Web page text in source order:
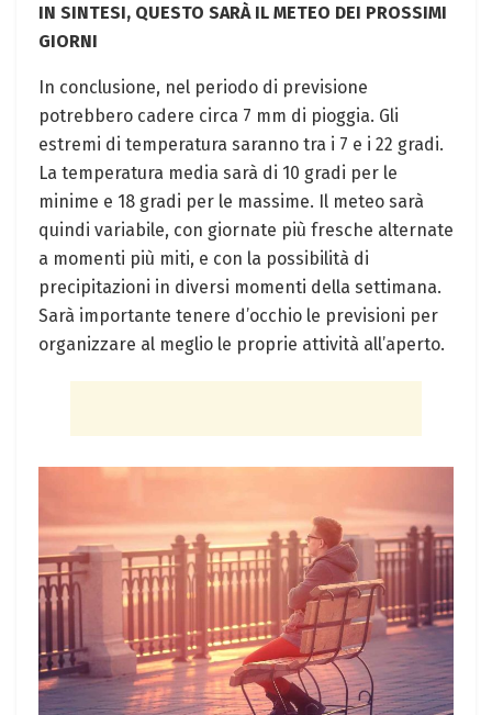
IN SINTESI, QUESTO SARÀ IL METEO DEI PROSSIMI
GIORNI
In conclusione, nel periodo di previsione
potrebbero cadere circa 7 mm di pioggia. Gli
estremi di temperatura saranno tra i 7 e i 22 gradi.
La temperatura media sarà di 10 gradi per le
minime e 18 gradi per le massime. Il meteo sarà
quindi variabile, con giornate più fresche alternate
a momenti più miti, e con la possibilità di
precipitazioni in diversi momenti della settimana.
Sarà importante tenere d’occhio le previsioni per
organizzare al meglio le proprie attività all’aperto.